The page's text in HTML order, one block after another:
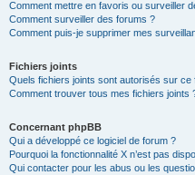
Comment mettre en favoris ou surveiller
Comment surveiller des forums ?
Comment puis-je supprimer mes
Fichiers joints
Quels fichiers joints sont autorisés sur ce
Comment trouver tous mes fichiers joints
Concernant phpBB
Qui a développé ce logiciel de forum ?
Pourquoi la fonctionnalité X n’est pas
Qui contacter pour les abus ou les